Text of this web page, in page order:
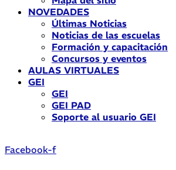
NOVEDADES
Últimas Noticias
Noticias de las escuelas
Formación y capacitación
Concursos y eventos
AULAS VIRTUALES
GEI
GEI
GEI PAD
Soporte al usuario GEI
Facebook-f